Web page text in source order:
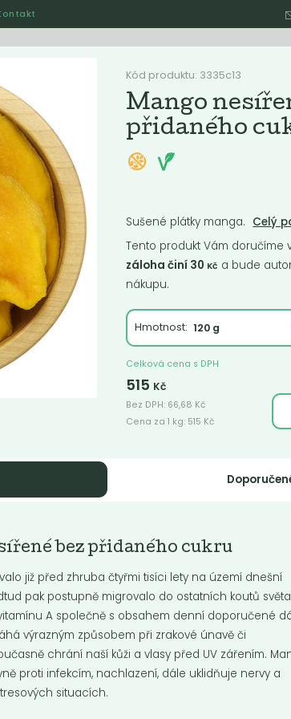
Jak naše rozvozy
Nejdražší Nejprodávanější
(169Kč )
Velké šťavnaté datle medovo-
Do košíku: (390Kč )
390Kč/ Kg
Kód produktu: 3335c13
Mango
přidaného
Sušené plátky manga. Celý
Tento produkt Vám doručíme
záloha činí 30 Kč a bude
nákupu.
Hmotnost:
Celková cena s DPH
515 Kč
Bez DPH: 66,68 Kč
Cena za 1 kg: 515 Kč
bez přidaného cukru
již před zhruba čtyřmi tisíci lety na území dnešní
pak postupně migrovalo do ostatních koutů
A společně s obsahem denní doporučené
výrazným způsobem při zrakové únavě či
chrání naší kůži a vlasy před UV zářením.
proti infekcím, nachlazení, dále uklidňuje nervy a
situacích.